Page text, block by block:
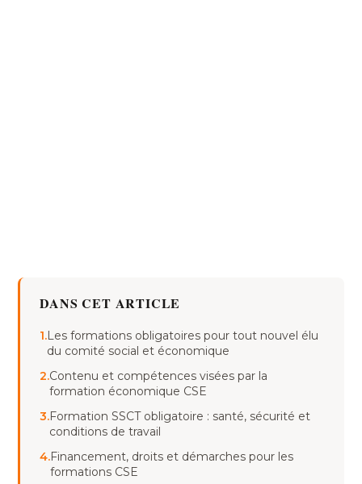
DANS CET ARTICLE
1.Les formations obligatoires pour tout nouvel élu
du comité social et économique
2.Contenu et compétences visées par la
formation économique CSE
3.Formation SSCT obligatoire : santé, sécurité et
conditions de travail
4.Financement, droits et démarches pour les
formations CSE